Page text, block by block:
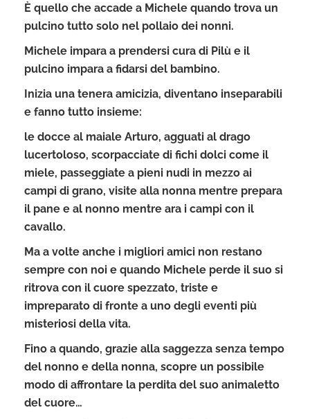
È quello che accade a Michele quando trova un
pulcino tutto solo nel pollaio dei nonni.
Michele impara a prendersi cura di Pilù e il
pulcino impara a fidarsi del bambino.
Inizia una tenera amicizia, diventano inseparabili
e fanno tutto insieme:
le docce al maiale Arturo, agguati al drago
lucertoloso, scorpacciate di fichi dolci come il
miele, passeggiate a pieni nudi in mezzo ai
campi di grano, visite alla nonna mentre prepara
il pane e al nonno mentre ara i campi con il
cavallo.
Ma a volte anche i migliori amici non restano
sempre con noi e quando Michele perde il suo si
ritrova con il cuore spezzato, triste e
impreparato di fronte a uno degli eventi più
misteriosi della vita.
Fino a quando, grazie alla saggezza senza tempo
del nonno e della nonna, scopre un possibile
modo di affrontare la perdita del suo animaletto
del cuore…